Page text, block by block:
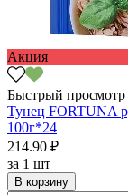
Акция
Быстрый просмотр
Тунец FORTUNA
100г*24
214.90 ₽
за 1 шт
В корзину